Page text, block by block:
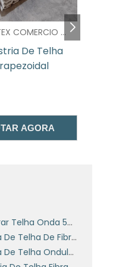
VOGATEX COMERCIO DE TELHAS - SP
De Telha
AGORA
Comprar Telha Onda 50 De Fibra De Vidro
Fabrica De Telha De Fibra De Vidro
Fábrica De Telha Ondulada De Fibra De Vidro